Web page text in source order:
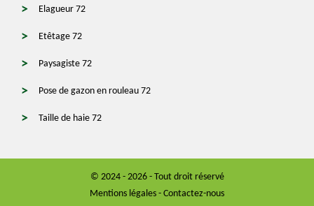
Elagueur 72
Etêtage 72
Paysagiste 72
Pose de gazon en rouleau 72
Taille de haie 72
© 2024 - 2026 - Tout droit réservé
Mentions légales - Contactez-nous